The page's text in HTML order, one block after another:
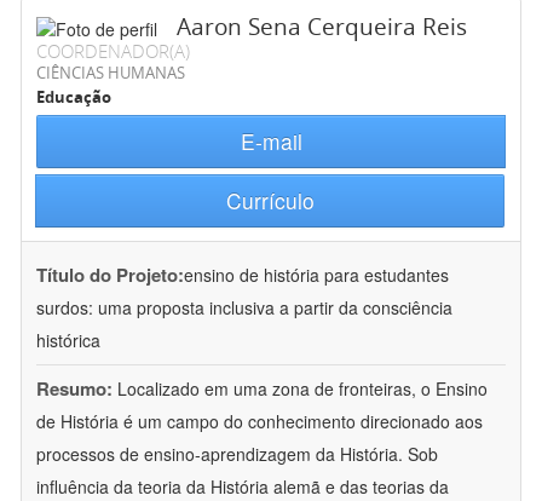
Aaron Sena Cerqueira Reis
COORDENADOR(A)
CIÊNCIAS HUMANAS
Educação
E-mail
Currículo
Título do Projeto:ensino de história para estudantes
surdos: uma proposta inclusiva a partir da consciência
histórica
Resumo: Localizado em uma zona de fronteiras, o Ensino
de História é um campo do conhecimento direcionado aos
processos de ensino-aprendizagem da História. Sob
influência da teoria da História alemã e das teorias da